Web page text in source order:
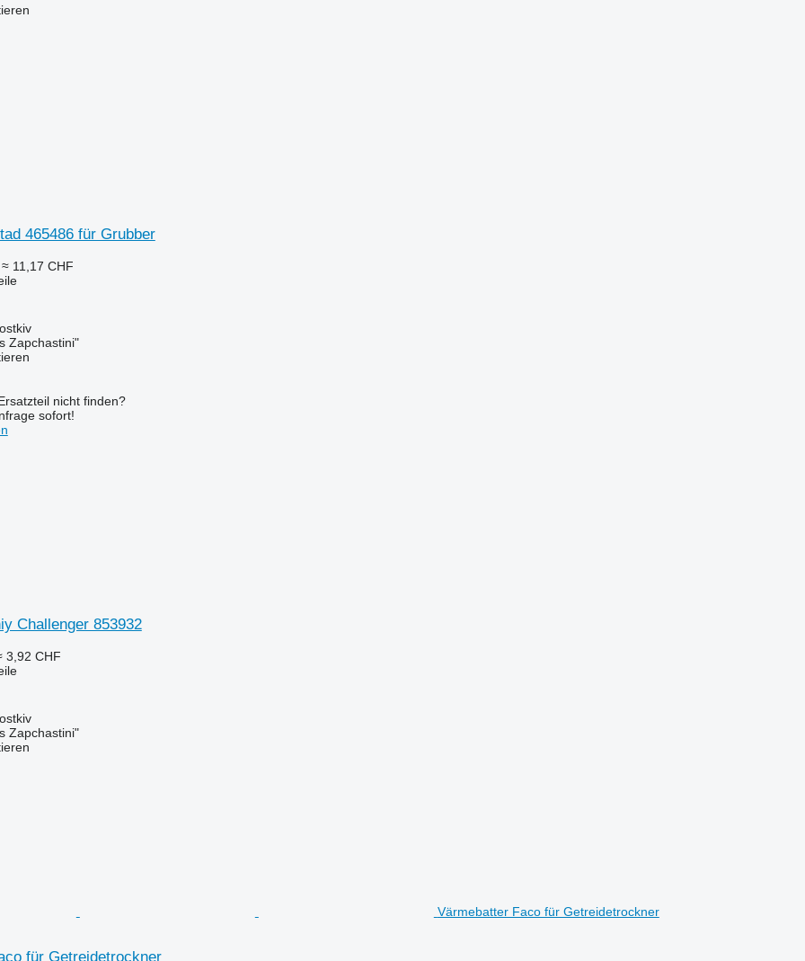
465486 für Grubber
≈ 11,17 CHF
Zapchastini"
nicht finden?
sofort!
Challenger 853932
3,92 CHF
Zapchastini"
Värmebatter Faco für Getreidetrockner
für Getreidetrockner